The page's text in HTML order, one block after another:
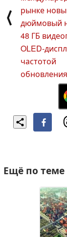
⟨
рынке
дюймовый
48 ГБ
OLED-
частотой
Ещё по теме